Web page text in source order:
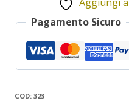
Pagamento Sicuro
COD: 323